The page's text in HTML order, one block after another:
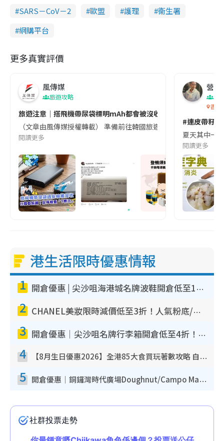
SARS－CoV－2
歐盟 護理
衞生署
網購平台
更多真實評價
風傳媒
旅遊攻略
旅遊注意｜搭飛機帶尿袋標明mAh都會被沒收😱出發前切記檢查
（文章由風傳媒授權轉載） 準備前往韓國旅遊的民眾，近期要
閱讀更多
營養
香港
#連皮帶籽
夏天其中一
閱讀更多
港生活限時優惠情報
1 開倉優惠 | 尖沙咀海港城名牌波鞋開倉低至1折！On鞋$899起／Joy&Peace鞋履$98起
2 CHANEL美妝限時減價低至3折！人氣粉底/唇膏/精華液低至$275！COCO香水都有平
3 開倉優惠｜尖沙咀名牌行李箱開倉低至4折！一連5日 American Tourister/ace./Hallmark $200起！
4 【8月生日優惠2026】全港85大食買玩著數攻略 自助餐/火鍋放題同行免費＋誠品/DONKI送現金券
5 開倉優惠｜銅鑼灣時代廣場Doughnut/Campo Marzio開倉低至1折！背囊、書包、手袋劈價$200起